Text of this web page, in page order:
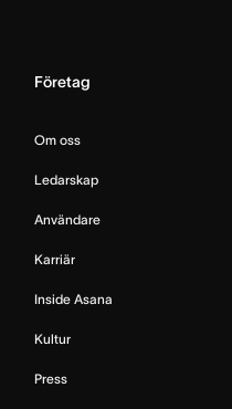
Företag
Om oss
Ledarskap
Användare
Karriär
Inside Asana
Kultur
Press